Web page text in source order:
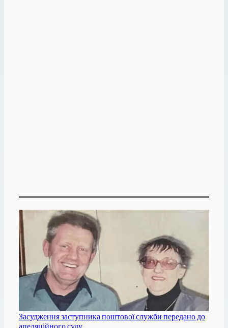
Засудження заступника поштової служби передано до
апеляційного суду